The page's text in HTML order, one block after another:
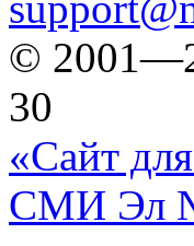
©
30
«Сайт
СМИ Эл №